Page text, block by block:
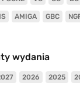
AMIGA GBC
wydania
2026 2025